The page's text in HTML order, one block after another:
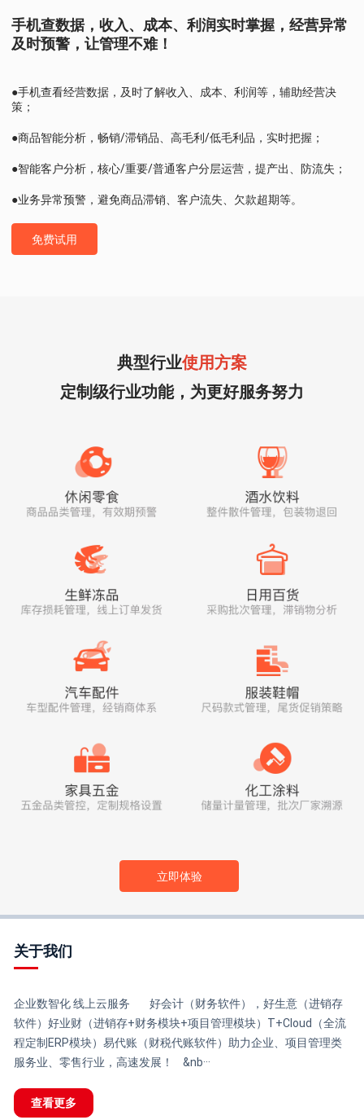
手机查数据，收入、成本、利润实时掌握，经营异常
及时预警，让管理不难！
●手机查看经营数据，及时了解收入、成本、利润等，辅助经营决
策；
●商品智能分析，畅销/滞销品、高毛利/低毛利品，实时把握；
●智能客户分析，核心/重要/普通客户分层运营，提产出、防流失；
●业务异常预警，避免商品滞销、客户流失、欠款超期等。
免费试用
典型行业使用方案
定制级行业功能，为更好服务努力
立即体验
关于我们
企业数智化 线上云服务 好会计（财务软件），好生意（进销存
软件）好业财（进销存+财务模块+项目管理模块）T+Cloud（全流
程定制ERP模块）易代账（财税代账软件）助力企业、项目管理类
服务业、零售行业，高速发展！ &nb···
查看更多